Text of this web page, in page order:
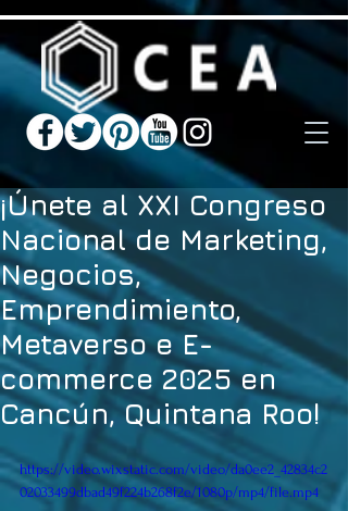
¡Únete al XXI Congreso
Nacional de Marketing,
Negocios,
Emprendimiento,
Metaverso e E-
commerce 2025 en
Cancún, Quintana Roo!
https://video.wixstatic.com/video/da0ee2_42834c2
02033499dbad49f224b268f2e/1080p/mp4/file.mp4